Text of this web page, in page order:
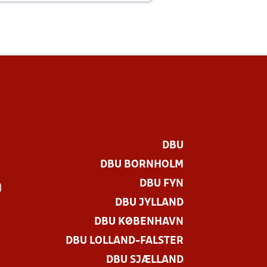
DBU
DBU BORNHOLM
DBU FYN
DBU JYLLAND
DBU KØBENHAVN
DBU LOLLAND-FALSTER
DBU SJÆLLAND